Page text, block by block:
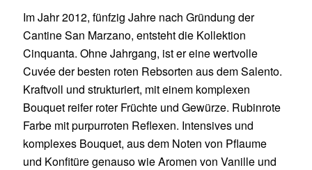
Im Jahr 2012, fünfzig Jahre nach Gründung der
Cantine San Marzano, entsteht die Kollektion
Cinquanta. Ohne Jahrgang, ist er eine wertvolle
Cuvée der besten roten Rebsorten aus dem Salento.
Kraftvoll und strukturiert, mit einem komplexen
Bouquet reifer roter Früchte und Gewürze. Rubinrote
Farbe mit purpurroten Reflexen. Intensives und
komplexes Bouquet, aus dem Noten von Pflaume
und Konfitüre genauso wie Aromen von Vanille und